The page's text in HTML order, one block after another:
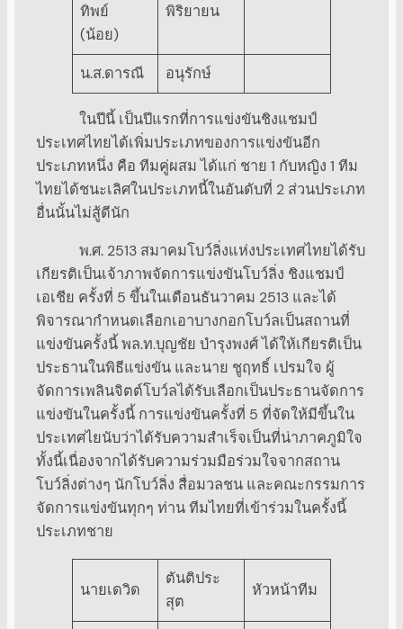
ทิพย์
(น้อย)
พิริยายน
น.ส.ดารณี อนุรักษ์
ในปีนี้ เป็นปีแรกที่การแข่งขันชิงแชมป์
ประเทศไทยได้เพิ่มประเภทของการแข่งขันอีก
ประเภทหนึ่ง คือ ทีมคู่ผสม ได้แก่ ชาย 1 กับหญิง 1 ทีม
ไทยได้ชนะเลิศในประเภทนี้ในอันดับที่ 2 ส่วนประเภท
อื่นนั้นไม่สู้ดีนัก
พ.ศ. 2513 สมาคมโบว์ลิ่งแห่งประเทศไทยได้รับ
เกียรติเป็นเจ้าภาพจัดการแข่งขันโบว์ลิ่ง ชิงแชมป์
เอเชีย ครั้งที่ 5 ขึ้นในเดือนธันวาคม 2513 และได้
พิจารณากำหนดเลือกเอาบางกอกโบว์ลเป็นสถานที่
แข่งขันครั้งนี้ พล.ท.บุญชัย บำรุงพงศ์ ได้ให้เกียรติเป็น
ประธานในพิธีแข่งขัน และนาย ชูฤทธิ์ เปรมใจ ผู้
จัดการเพลินจิตต์โบว์ลได้รับเลือกเป็นประธานจัดการ
แข่งขันในครั้งนี้ การแข่งขันครั้งที่ 5 ที่จัดให้มีขึ้นใน
ประเทศไยนับว่าได้รับความสำเร็จเป็นที่น่าภาคภูมิใจ
ทั้งนี้เนื่องจากได้รับความร่วมมือร่วมใจจากสถาน
โบว์ลิ่งต่างๆ นักโบว์ลิ่ง สื่อมวลชน และคณะกรรมการ
จัดการแข่งขันทุกๆ ท่าน ทีมไทยที่เข้าร่วมในครั้งนี้
ประเภทชาย
นายเดวิด
ตันติประ
สุต
หัวหน้าทีม